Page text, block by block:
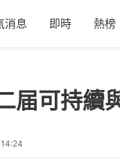
消息 即時 熱榜
届可持續